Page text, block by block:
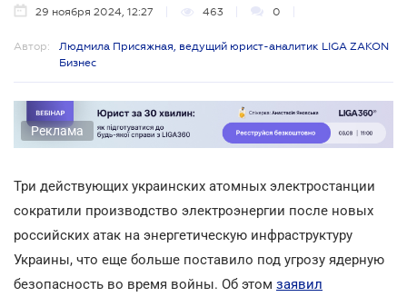
29 ноября 2024, 12:27 463 0
Автор:
Людмила Присяжная, ведущий юрист-аналитик LIGA ZAKON
Бизнес
Реклама
Три действующих украинских атомных электростанции
сократили производство электроэнергии после новых
российских атак на энергетическую инфраструктуру
Украины, что еще больше поставило под угрозу ядерную
безопасность во время войны. Об этом заявил